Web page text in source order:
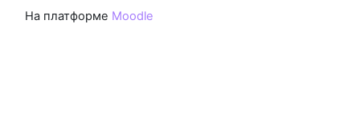
На платформе Moodle